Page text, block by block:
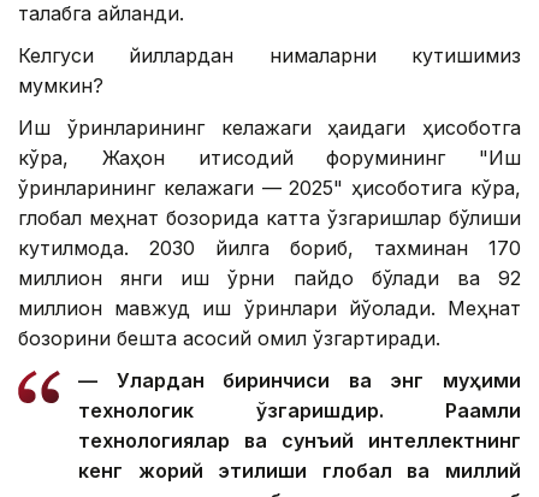
талабга айланди.
Келгуси йиллардан нималарни кутишимиз
мумкин?
Иш ўринларининг келажаги ҳақидаги ҳисоботга
кўра, Жаҳон иқтисодий форумининг "Иш
ўринларининг келажаги — 2025" ҳисоботига кўра,
глобал меҳнат бозорида катта ўзгаришлар бўлиши
кутилмоқда. 2030 йилга бориб, тахминан 170
миллион янги иш ўрни пайдо бўлади ва 92
миллион мавжуд иш ўринлари йўқолади. Меҳнат
бозорини бешта асосий омил ўзгартиради.
— Улардан биринчиси ва энг муҳими
технологик ўзгаришдир. Рақамли
технологиялар ва сунъий интеллектнинг
кенг жорий этилиши глобал ва миллий